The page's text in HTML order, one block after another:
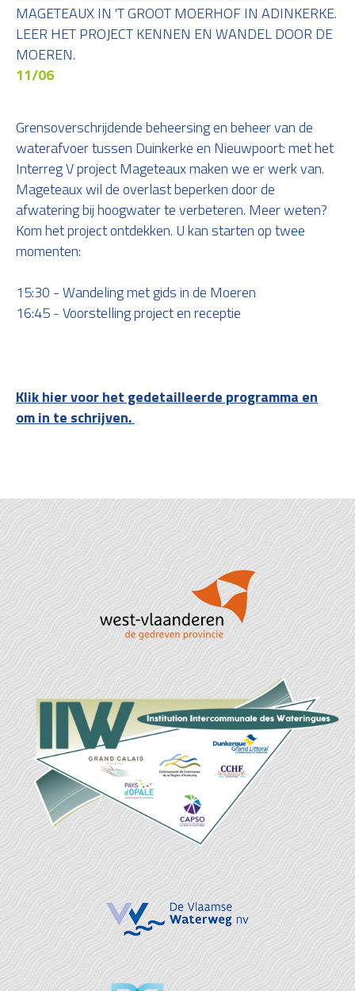
MAGETEAUX IN 'T GROOT MOERHOF IN ADINKERKE.
LEER HET PROJECT KENNEN EN WANDEL DOOR DE
MOEREN.
11/06
Grensoverschrijdende beheersing en beheer van de
waterafvoer tussen Duinkerke en Nieuwpoort: met het
Interreg V project Mageteaux maken we er werk van.
Mageteaux wil de overlast beperken door de
afwatering bij hoogwater te verbeteren. Meer weten?
Kom het project ontdekken. U kan starten op twee
momenten:
15:30 - Wandeling met gids in de Moeren
16:45 - Voorstelling project en receptie
Klik hier voor het gedetailleerde programma en
om in te schrijven.